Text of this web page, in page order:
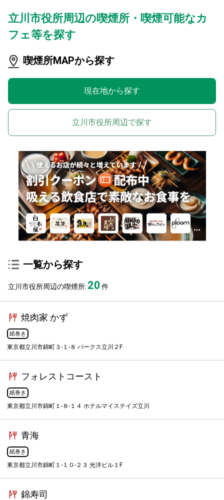
立川市役所周辺の喫煙所・喫煙可能なカ
フェ等を探す
喫煙所MAPから探す
現在地から探す
立川市役所周辺で探す
一覧から探す
立川市役所周辺の喫煙所: 20件
焼肉家 かず
紙巻き
東京都立川市錦町３-１-８ パークス立川２F
フォレストコースト
紙巻き
東京都立川市錦町１-８-１４ ホテルマイステイズ立川
青海
紙巻き
東京都立川市錦町１-１０-２３ 光洋ビル１F
錦寿司